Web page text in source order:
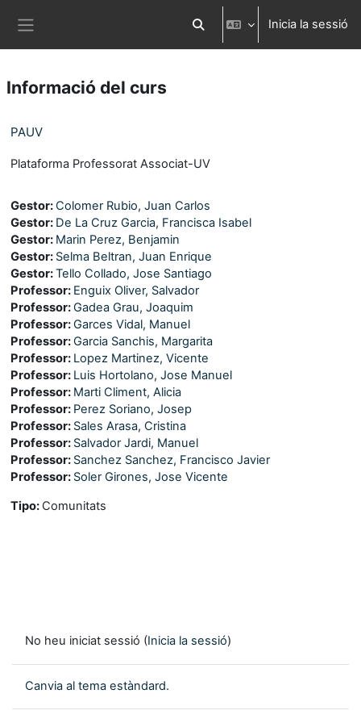
Commuta l'entrada de la cerca
Inicia la sessió
Informació del curs
PAUV
Plataforma Professorat Associat-UV
Gestor:Colomer Rubio, Juan Carlos
Gestor: De La Cruz Garcia, Francisca Isabel
Gestor: Marin Perez, Benjamin
Gestor: Selma Beltran, Juan Enrique
Gestor:Tello Collado, Jose Santiago
Professor: Enguix Oliver, Salvador
Professor:Gadea Grau, Joaquim
Professor:Garces Vidal, Manuel
Professor:Garcia Sanchis, Margarita
Professor: Lopez Martinez, Vicente
Professor: Luis Hortolano, Jose Manuel
Professor: Marti Climent, Alicia
Professor: Perez Soriano, Josep
Professor: Sales Arasa, Cristina
Professor: Salvador Jardi, Manuel
Professor: Sanchez Sanchez, Francisco Javier
Professor: Soler Girones, Jose Vicente
Tipo: Comunitats
No heu iniciat sessió (Inicia la sessió)
Canvia al tema estàndard.